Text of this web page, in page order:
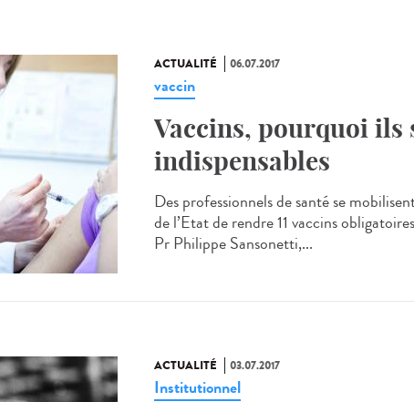
ACTUALITÉ 06.07.2017
vaccin
Vaccins, pourquoi ils
indispensables
Des professionnels de santé se
de l’Etat de rendre 11 vaccins
Pr Philippe Sansonetti,...
ACTUALITÉ 03.07.2017
Institutionnel